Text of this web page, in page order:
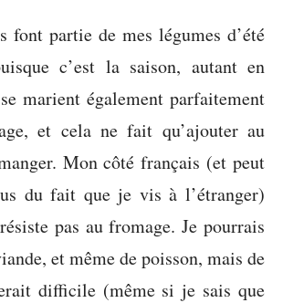
font partie de mes légumes d’été
c’est la saison, autant en
marient également parfaitement
et cela ne fait qu’ajouter au
Mon côté français (et peut
du fait que je vis à l’étranger)
pas au fromage. Je pourrais
et même de poisson, mais de
difficile (même si je sais que